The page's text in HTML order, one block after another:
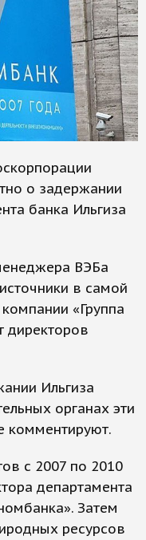
о задержании
банка Ильгиза
ВЭБа
в самой
«Группа
директоров
Ильгиза
органах эти
комментируют.
с 2007 по 2010
департамента
Затем
ресурсов